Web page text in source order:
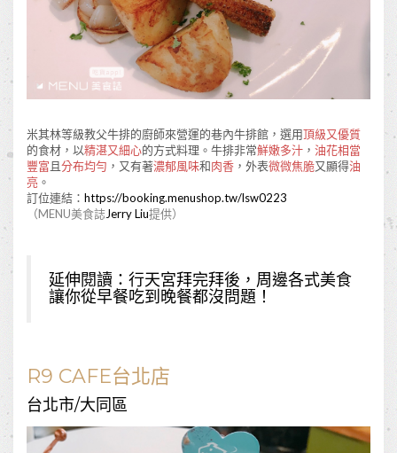
米其林等級教父牛排的廚師來營運的巷內牛排館，選用頂級又優質
的食材，以精湛又細心的方式料理。牛排非常鮮嫩多汁 ， 油花相當
豐富且分布均勻 ，又有著濃郁風味和肉香 ，外表微微焦脆又顯得油
亮 。
訂位連結： https://booking.menushop.tw/lsw0223
（MENU美食誌Jerry Liu提供）
延伸閱讀： 行天宮拜完拜後，周邊各式美食
讓你從早餐吃到晚餐都沒問題！
R9 CAFE台北店
台北市/大同區